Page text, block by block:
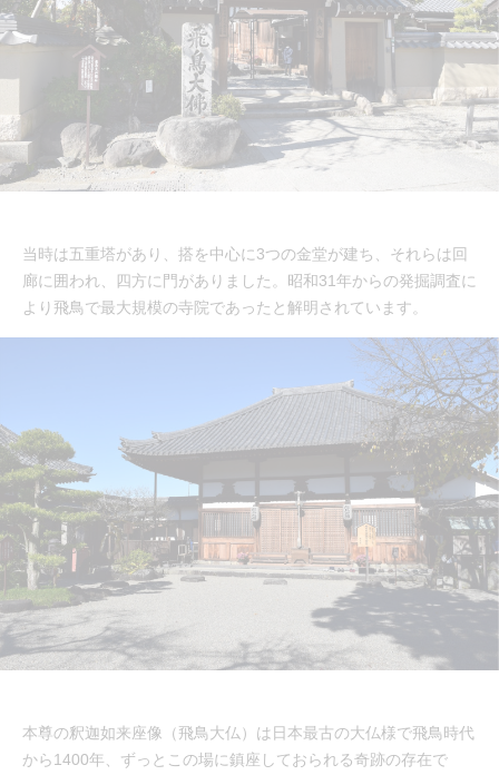
当時は五重塔があり、搭を中心に3つの金堂が建ち、それらは回
廊に囲われ、四方に門がありました。昭和31年からの発掘調査に
より飛鳥で最大規模の寺院であったと解明されています。
本尊の釈迦如来座像（飛鳥大仏）は日本最古の大仏様で飛鳥時代
から1400年、ずっとこの場に鎮座しておられる奇跡の存在で